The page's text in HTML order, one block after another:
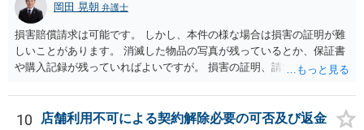
岡田 晃朝 弁護士
損害賠償請求は可能です。 しかし、本件の様な場合は損害の証明が難
しいことがあります。 消滅した物品の写真が残っているとか、保証書
や購入記録が残っていればよいですが。 損害の証明、請求する側にあ
協議しながら落としどころを探すしかないでしょう。
10
店舗利用不可による契約解除必要の可否及び返金